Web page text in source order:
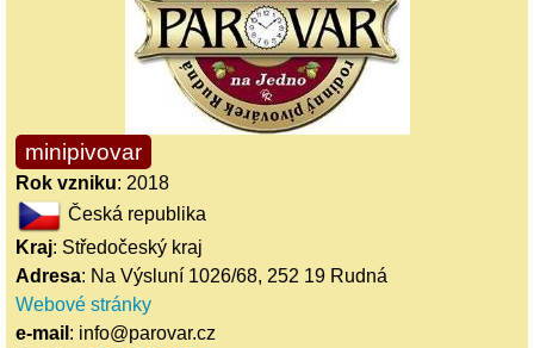
minipivovar
Rok vzniku: 2018
Česká republika
Kraj: Středočeský kraj
Adresa: Na Výsluní 1026/68, 252 19 Rudná
Webové stránky
e-mail : info@parovar.cz